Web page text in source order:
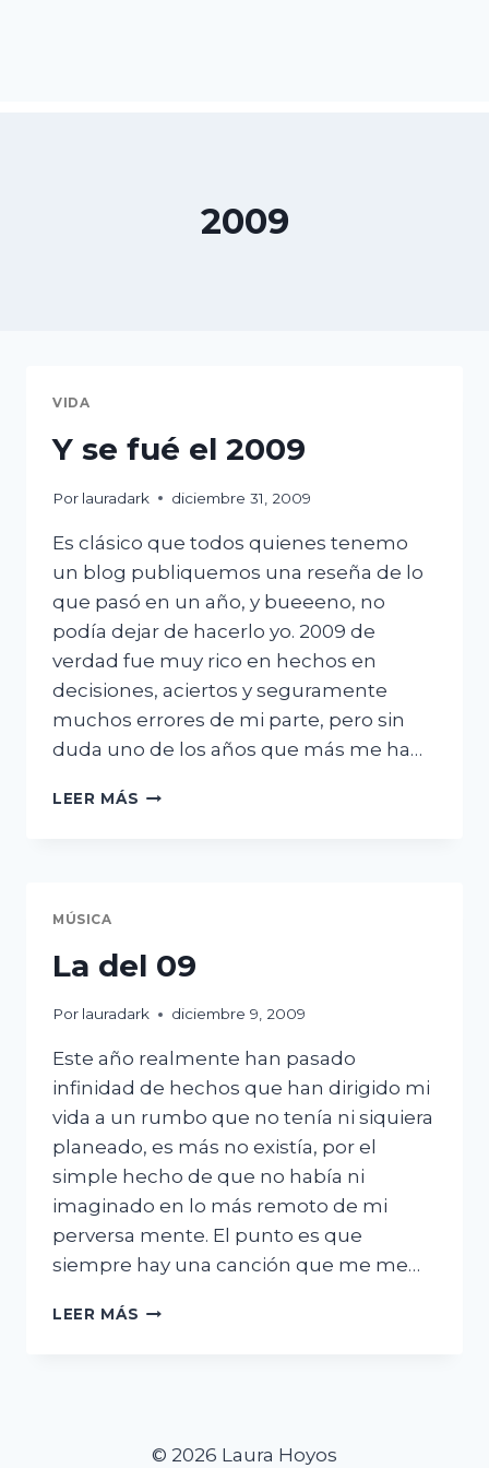
2009
VIDA
Y se fué el 2009
Por lauradark diciembre 31, 2009
Es clásico que todos quienes tenemo
un blog publiquemos una reseña de lo
que pasó en un año, y bueeeno, no
podía dejar de hacerlo yo. 2009 de
verdad fue muy rico en hechos en
decisiones, aciertos y seguramente
muchos errores de mi parte, pero sin
duda uno de los años que más me ha…
LEER MÁS
MÚSICA
La del 09
Por lauradark diciembre 9, 2009
Este año realmente han pasado
infinidad de hechos que han dirigido mi
vida a un rumbo que no tenía ni siquiera
planeado, es más no existía, por el
simple hecho de que no había ni
imaginado en lo más remoto de mi
perversa mente. El punto es que
siempre hay una canción que me me…
LEER MÁS LA
© 2026 Laura Hoyos